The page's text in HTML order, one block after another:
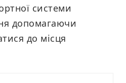
системи
допомагаючи
до місця